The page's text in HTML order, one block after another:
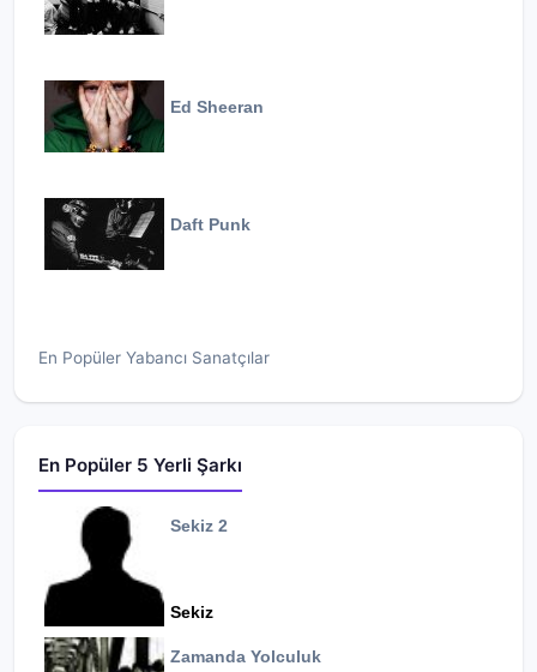
Ed Sheeran
Daft Punk
En Popüler Yabancı Sanatçılar
En Popüler 5 Yerli Şarkı
Sekiz 2
Sekiz
Zamanda Yolculuk